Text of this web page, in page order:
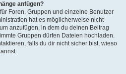
anfügen?
Foren, Gruppen und einzelne Benutzer
hat es möglicherweise nicht
anzufügen, in dem du deinen Beitrag
Gruppen dürfen Dateien hochladen.
falls du dir nicht sicher bist, wieso